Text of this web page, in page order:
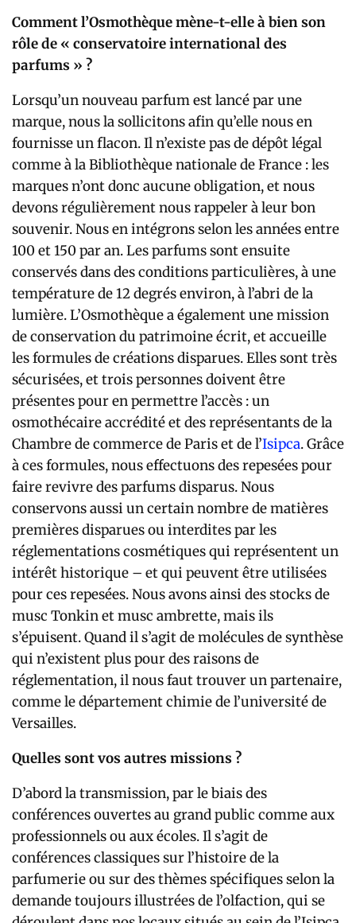
Comment l’Osmothèque mène-t-elle à bien son
rôle de « conservatoire international des
parfums » ?
Lorsqu’un nouveau parfum est lancé par une
marque, nous la sollicitons afin qu’elle nous en
fournisse un flacon. Il n’existe pas de dépôt légal
comme à la Bibliothèque nationale de France : les
marques n’ont donc aucune obligation, et nous
devons régulièrement nous rappeler à leur bon
souvenir. Nous en intégrons selon les années entre
100 et 150 par an. Les parfums sont ensuite
conservés dans des conditions particulières, à une
température de 12 degrés environ, à l’abri de la
lumière. L’Osmothèque a également une mission
de conservation du patrimoine écrit, et accueille
les formules de créations disparues. Elles sont très
sécurisées, et trois personnes doivent être
présentes pour en permettre l’accès : un
osmothécaire accrédité et des représentants de la
Chambre de commerce de Paris et de l’Isipca. Grâce
à ces formules, nous effectuons des repesées pour
faire revivre des parfums disparus. Nous
conservons aussi un certain nombre de matières
premières disparues ou interdites par les
réglementations cosmétiques qui représentent un
intérêt historique – et qui peuvent être utilisées
pour ces repesées. Nous avons ainsi des stocks de
musc Tonkin et musc ambrette, mais ils
s’épuisent. Quand il s’agit de molécules de synthèse
qui n’existent plus pour des raisons de
réglementation, il nous faut trouver un partenaire,
comme le département chimie de l’université de
Versailles.
Quelles sont vos autres missions ?
D’abord la transmission, par le biais des
conférences ouvertes au grand public comme aux
professionnels ou aux écoles. Il s’agit de
conférences classiques sur l’histoire de la
parfumerie ou sur des thèmes spécifiques selon la
demande toujours illustrées de l’olfaction, qui se